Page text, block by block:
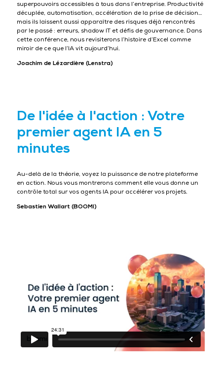
superpouvoirs accessibles à tous dans l’entreprise. Productivité
décuplée, automatisation, accélération de la prise de décision…
mais ils laissent aussi apparaître des risques déjà rencontrés
par le passé : erreurs, shadow IT et défis de gouvernance. Dans
cette conférence, nous revisiterons l’histoire d’Excel comme
miroir de ce que l’IA vit aujourd’hui.
Joachim de Lézardière (Lenstra)
De l'idée à l'action : Votre
premier agent IA en 5
minutes
Au-delà de la théorie, voyez la puissance de notre plateforme
en action. Nous vous montrerons comment elle vous donne un
contrôle total sur vos agents IA pour accélérer vos projets.
Sebastien Wallart (BOOMI)